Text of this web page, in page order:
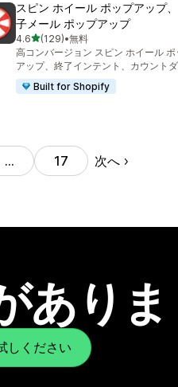
スピン ホイール ポップアップ
子メール ポップアップ
4.65つ星中
(129)
合計レビュー数：129件
•無料
高コンバージョン スピン ホイール ポ
アップ、終了インテント、カウント
Built for Shopify
… 17 次へ
ありま
しください